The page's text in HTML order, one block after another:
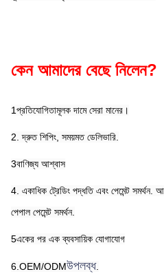
কেন আমাদের বেছে নিলেন?
1প্রতিযোগিতামূলক দামে সেরা মানের।
2. দ্রুত শিপিং, সময়মত ডেলিভারি.
3বাণিজ্য আশ্বাস
4. একাধিক ট্রেডিং পদ্ধতি এবং পেমেন্ট সমর্থন.
পেপাল পেমেন্ট সমর্থন.
5একের পর এক ব্যবসায়িক যোগাযোগ
6.OEM/ODMউপলব্ধ.